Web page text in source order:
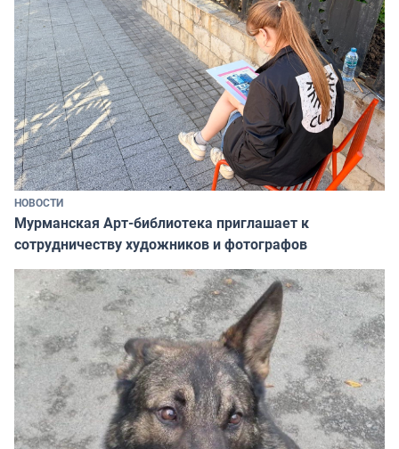
НОВОСТИ
Мурманская Арт-библиотека приглашает к
сотрудничеству художников и фотографов